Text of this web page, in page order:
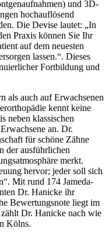
und 3D-
hochauflösend
Die Devise lautet: „In
Praxis können Sie Ihr
auf dem neuesten
lassen.“. Dieses
Fortbildung und
als auch auf Erwachsenen
kennt keine
neben klassischen
an. Dr.
für schöne Zähne
der ausführlichen
merkt.
hervor; jeder soll sich
Mit rund 174 Jameda-
Dr. Hanicke ihr
Bewertungsnote liegt im
Dr. Hanicke nach wie
Kölns.